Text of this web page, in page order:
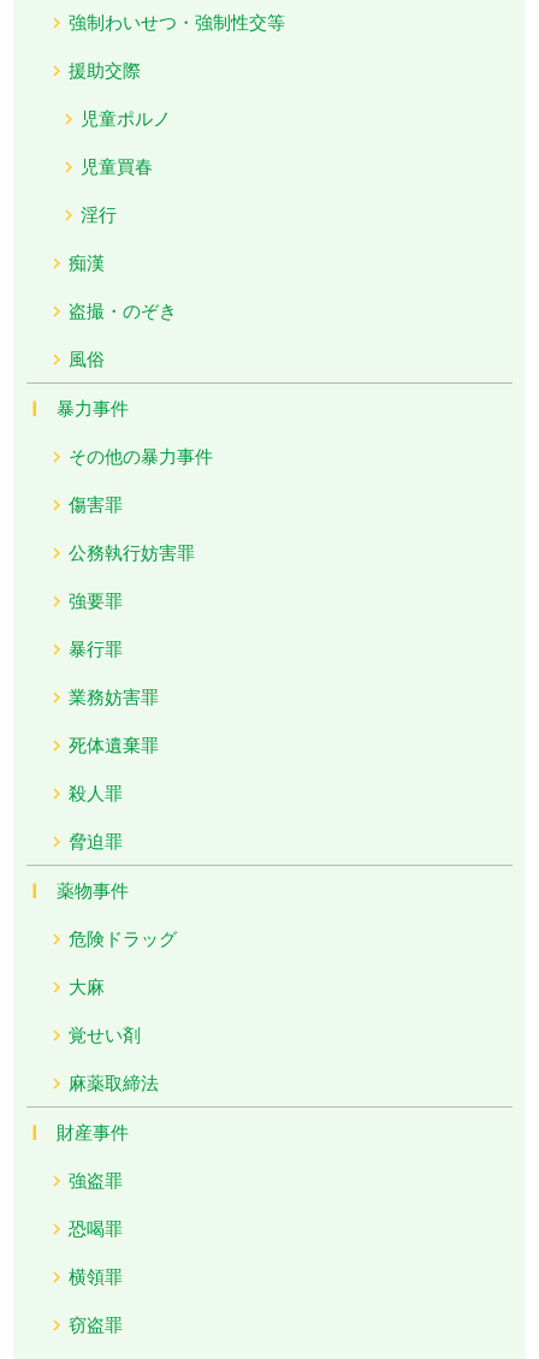
強制わいせつ・強制性交等
援助交際
児童ポルノ
児童買春
淫行
痴漢
盗撮・のぞき
風俗
暴力事件
その他の暴力事件
傷害罪
公務執行妨害罪
強要罪
暴行罪
業務妨害罪
死体遺棄罪
殺人罪
脅迫罪
薬物事件
危険ドラッグ
大麻
覚せい剤
麻薬取締法
財産事件
強盗罪
恐喝罪
横領罪
窃盗罪